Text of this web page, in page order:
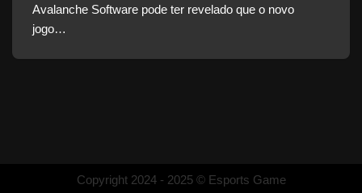
Avalanche Software pode ter revelado que o novo
jogo…
Copyright 2024 - 2025 © Esports Game